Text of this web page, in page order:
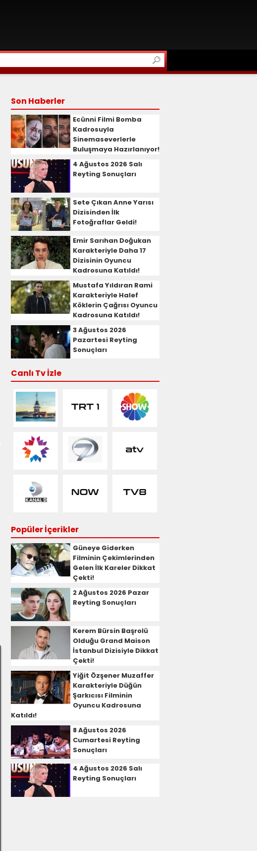
Son Haberler
Ecünni Filmi Bomba
Kadrosuyla
Sinemaseverlerle
Buluşmaya Hazırlanıyor!
4 Ağustos 2026 Salı
Reyting Sonuçları
Sete Çıkan Anne Yarısı
Dizisinden İlk
Fotoğraflar Geldi!
Emir Sarıhan Doğukan
Karakteriyle Daha 17
Dizisinin Oyuncu
Kadrosuna Katıldı!
Mustafa Yıldıran Rami
Karakteriyle Halef
Köklerin Çağrısı Oyuncu
Kadrosuna Katıldı!
3 Ağustos 2026
Pazartesi Reyting
Sonuçları
Canlı Tv İzle
Popüler İçerikler
Güneye Giderken
Filminin Çekimlerinden
Gelen İlk Kareler Dikkat
Çekti!
2 Ağustos 2026 Pazar
Reyting Sonuçları
Kerem Bürsin Başrolü
Olduğu Grand Maison
İstanbul Dizisiyle Dikkat
Çekti!
Yiğit Özşener Muzaffer
Karakteriyle Düğün
Şarkıcısı Filminin
Oyuncu Kadrosuna
Katıldı!
8 Ağustos 2026
Cumartesi Reyting
Sonuçları
4 Ağustos 2026 Salı
Reyting Sonuçları